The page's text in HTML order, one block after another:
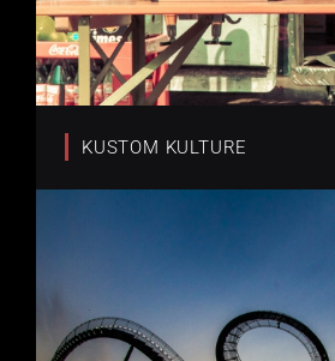
KUSTOM KULTURE